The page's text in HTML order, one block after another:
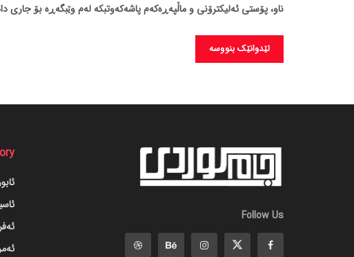
ناو، پۆستی ئەلیکترۆنی و ماڵپەڕەکەم پاشەکەوتبکە لەم وێبگەڕە بۆ جاری
Follow Us